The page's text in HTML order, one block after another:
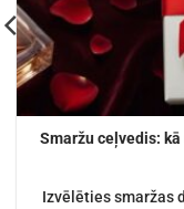
Smaržu ceļvedis:
Izvēlēties smaržas